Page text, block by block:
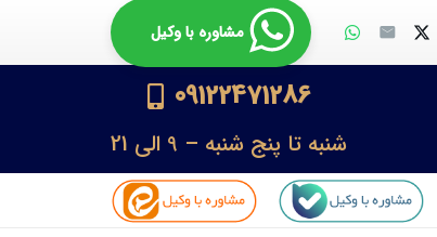
مشاوره با وکیل
09122471286
شنبه تا پنج شنبه – 9 الی 21